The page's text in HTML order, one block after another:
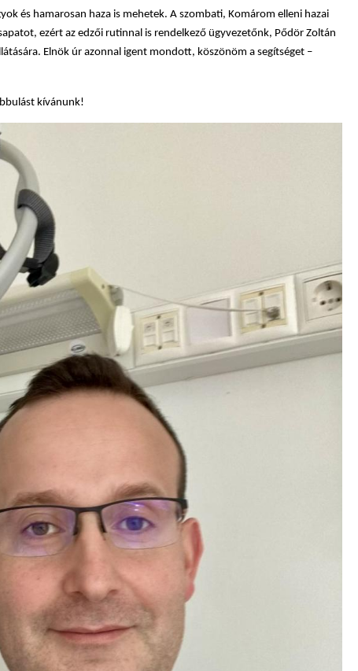
és hamarosan haza is mehetek. A szombati, Komárom elleni hazai
ezért az edzői rutinnal is rendelkező ügyvezetőnk, Pődör Zoltán
Elnök úr azonnal igent mondott, köszönöm a segítséget –
kívánunk!
PSP Energo Kft.